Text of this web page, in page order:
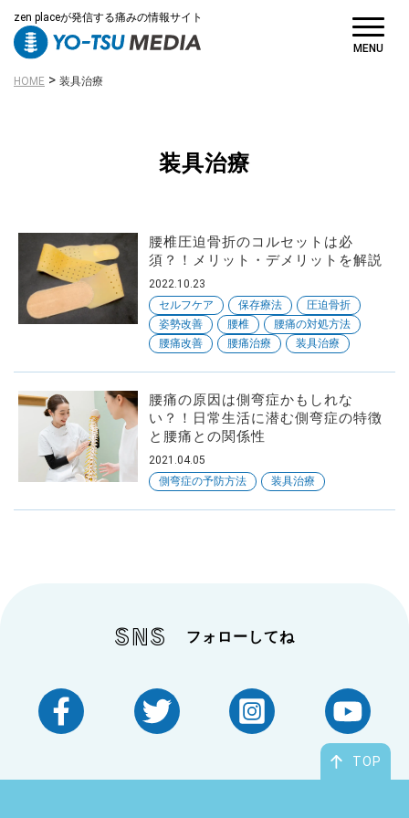
zen placeが発信する痛みの情報サイト
MENU
病名・症状
から探す
から探す
対策・対処方法
HOME > 装具治療
装具治療
腰椎圧迫骨折のコルセットは必
須？！メリット・デメリットを解説
2022.10.23
セルフケア
保存療法
圧迫骨折
姿勢改善
腰椎
腰痛の対処方法
腰痛改善
腰痛治療 装具治療
腰痛の原因は側弯症かもしれな
い？！日常生活に潜む側弯症の特徴
と腰痛との関係性
2021.04.05
側弯症の予防方法
装具治療
SNS フォローしてね
TOP